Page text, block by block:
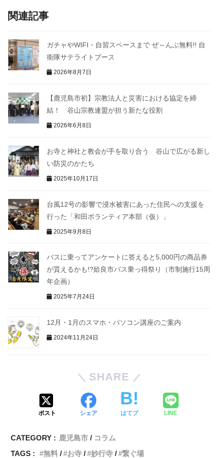
関連記事
ガチャやWIFI・自習スペースまで ぜ～んぶ無料!! 自
衛隊サテライトブース
2026年8月7日
【鹿児島市初】宗教法人と災害における協定を締
結！ 谷山宗教連盟が担う新たな役割
2026年6月8日
お寺と神社と教会が手を取り合う 谷山で広がる新し
い防災のかたち
2025年10月17日
台風12号の影響で浸水被害にあった住民への支援を
行った「和田ボランティア本部（仮）」
2025年9月8日
バスに乗ってアンケートに答えると5,000円の商品券
が貰えるかも!?姶良市バス乗っ得祭り（市制施行15周
年企画）
2025年7月24日
12月・1月のスマホ・パソコン講座のご案内
2024年11月24日
SHARE
ポスト シェア はてブ LINE
CATEGORY : 鹿児島市
コラム
TAGS :
無料 お寺 妙行寺 繋ぐ場